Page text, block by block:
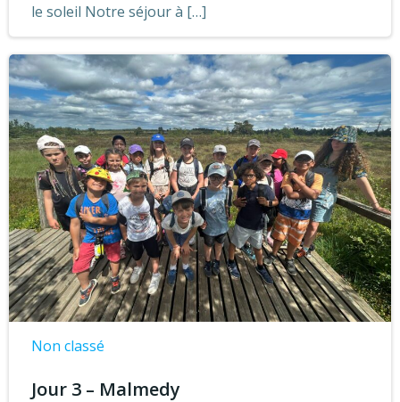
le soleil Notre séjour à […]
Non classé
Jour 3 – Malmedy